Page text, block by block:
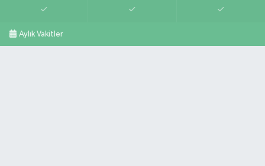
Aylık Vakitler